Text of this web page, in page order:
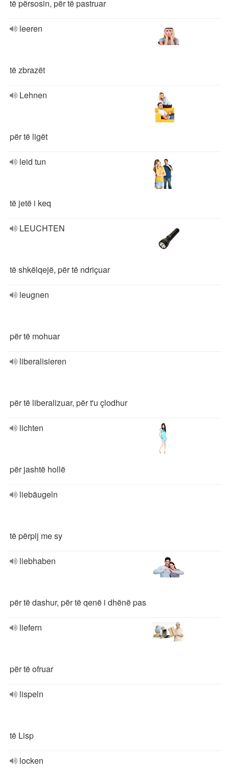
të përsosin, për të pastruar
leeren
të zbrazët
Lehnen
për të ligët
leid tun
të jetë i keq
LEUCHTEN
të shkëlqejë, për të ndriçuar
leugnen
për të mohuar
liberalisieren
për të liberalizuar, për t'u çlodhur
lichten
për jashtë hollë
liebäugeln
të përpij me sy
liebhaben
për të dashur, për të qenë i dhënë pas
liefern
për të ofruar
lispeln
të Lisp
locken